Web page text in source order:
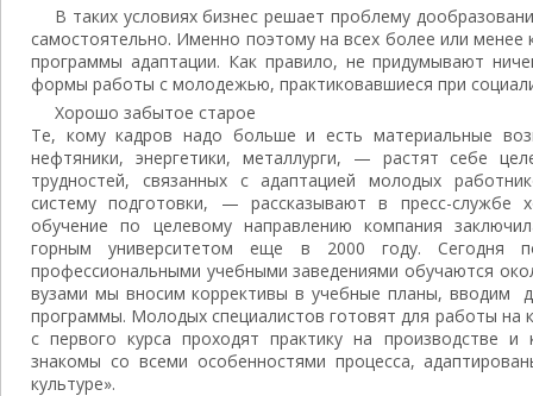
В таких условиях бизнес решает проблему
самостоятельно. Именно поэтому на всех более или менее
программы адаптации. Как правило, не придумывают
формы работы с молодежью, практиковавшиеся при
Хорошо забытое старое
Те, кому кадров надо больше и есть материальные
нефтяники, энергетики, металлурги, — растят себе
трудностей, связанных с адаптацией молодых
систему подготовки, — рассказывают в пресс-
обучение по целевому направлению компания
горным университетом еще в 2000 году. Сегодня
профессиональными учебными заведениями обучаются
вузами мы вносим коррективы в учебные планы, вводим
программы. Молодых специалистов готовят для работы на
с первого курса проходят практику на производстве
знакомы со всеми особенностями процесса,
культуре».